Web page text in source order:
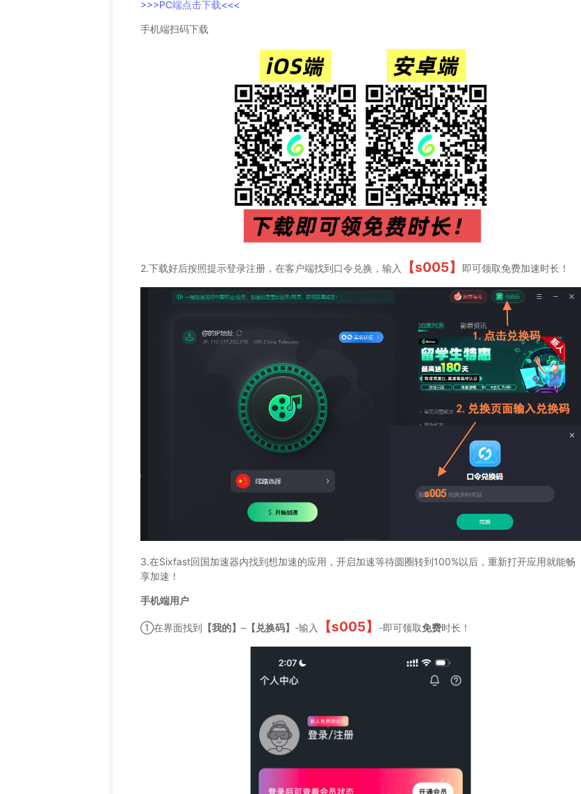
>>>PC端点击下载<<<
手机端扫码下载
2.下载好后按照提示登录注册，在客户端找到口令兑换，输入 【s005】 即可领取免费加速时长！
3.在Sixfast回国加速器内找到想加速的应用，开启加速等待圆圈转到100%以后，重新打开应用就能畅
享加速！
手机端用户
①在界面找到 【我的】 – 【兑换码】 -输入 【s005】 -即可领取免费时长！